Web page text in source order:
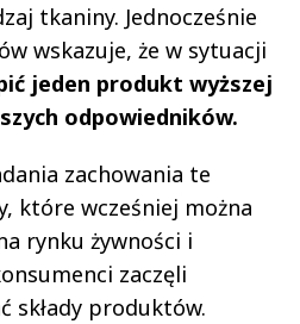
tkaniny. Jednocześnie
wskazuje, że w sytuacji
jeden produkt wyższej
odpowiedników.
zachowania te
które wcześniej można
rynku żywności i
zaczęli
składy produktów.